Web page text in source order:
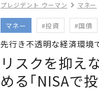
プレジデント ウーマン マネー
マネー #投資 #国債
先行き不透明な経済環境
リスクを抑え
める｢NISAで